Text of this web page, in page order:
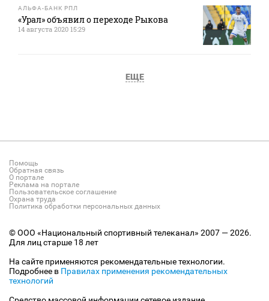
АЛЬФА-БАНК РПЛ
«Урал» объявил о переходе Рыкова
14 августа 2020 15:29
ЕЩЕ
Помощь
Обратная связь
О портале
Реклама на портале
Пользовательское соглашение
Охрана труда
Политика обработки персональных данных
© ООО «Национальный спортивный телеканал» 2007 — 2026.
Для лиц старше 18 лет
На сайте применяются рекомендательные технологии.
Подробнее в Правилах применения рекомендательных
технологий